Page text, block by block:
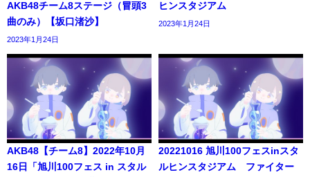
AKB48チーム8ステージ（冒頭3
曲のみ）【坂口渚沙】
2023年1月24日
ヒンスタジアム
2023年1月24日
AKB48【チーム8】2022年10月
16日「旭川100フェス in スタル
20221016 旭川100フェスinスタ
ルヒンスタジアム ファイター